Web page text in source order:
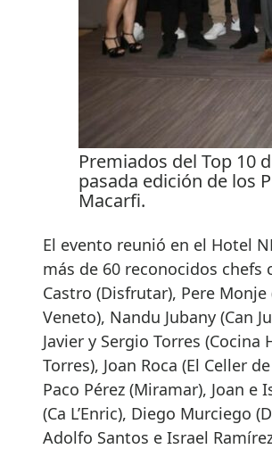
Premiados del Top 10
pasada edición de los
Macarfi.
El evento reunió en el Hotel
más de 60 reconocidos chefs
Castro (Disfrutar), Pere Monje
Veneto), Nandu Jubany (Can
Javier y Sergio Torres (Cocina
Torres), Joan Roca (El Celler
Paco Pérez (Miramar), Joan e
(Ca L’Enric), Diego Murciego
Adolfo Santos e Israel